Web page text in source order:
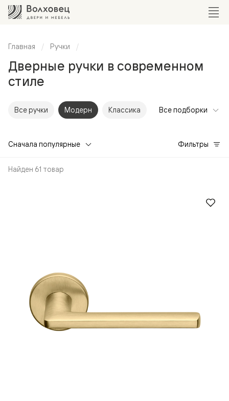
Главная Ручки
Дверные ручки в современном
стиле
Все ручки Модерн Классика Все подборки
Сначала популярные Фильтры
Найден 61 товар